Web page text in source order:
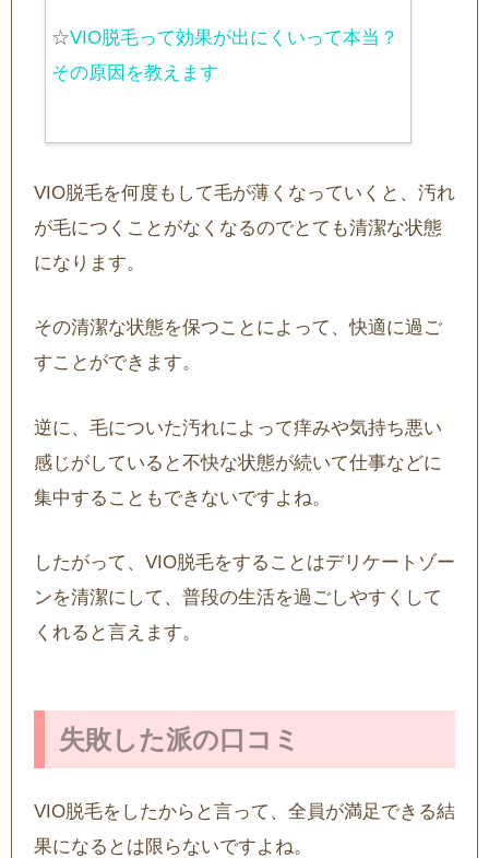
☆VIO脱毛って効果が出にくいって本当？
その原因を教えます
VIO脱毛を何度もして毛が薄くなっていくと、汚れ
が毛につくことがなくなるのでとても清潔な状態
になります。
その清潔な状態を保つことによって、快適に過ご
すことができます。
逆に、毛についた汚れによって痒みや気持ち悪い
感じがしていると不快な状態が続いて仕事などに
集中することもできないですよね。
したがって、VIO脱毛をすることはデリケートゾー
ンを清潔にして、普段の生活を過ごしやすくして
くれると言えます。
失敗した派の口コミ
VIO脱毛をしたからと言って、全員が満足できる結
果になるとは限らないですよね。